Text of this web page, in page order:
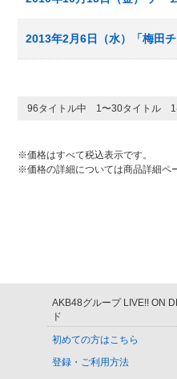
2013年2月6日（水）「梅田
96タイトル中 1〜30タイトル 1
※価格はすべて税込表示です。
※価格の詳細については商品詳細ペ
AKB48グループ LIVE!! ON
ド
初めての方はこちら
登録・ご利用方法